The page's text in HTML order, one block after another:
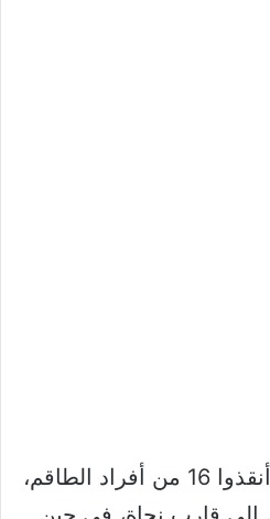
وقال إن عناصر الإنقاذ أنقذوا 16 من أفراد الطاقم،